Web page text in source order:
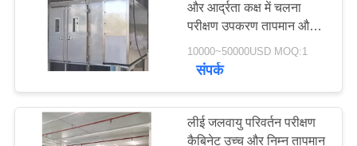
और आर्द्रता कक्ष में चलना
परीक्षण उपकरण तापमान और
आर्द्रता चलना कक्ष
10000~50000USD MOQ:1
संपर्क
लीई जलवायु परिवर्तन परीक्षण
कैबिनेट उच्च और निम्न तापमान